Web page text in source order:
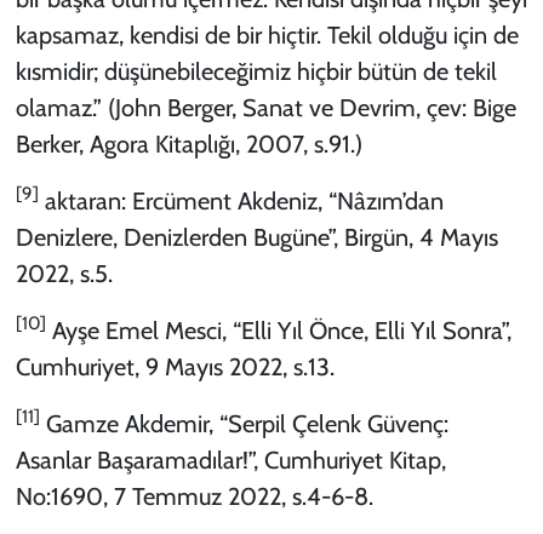
kapsamaz, kendisi de bir hiçtir. Tekil olduğu için de
kısmidir; düşünebileceğimiz hiçbir bütün de tekil
olamaz.” (John Berger, Sanat ve Devrim, çev: Bige
Berker, Agora Kitaplığı, 2007, s.91.)
[9] aktaran: Ercüment Akdeniz, “Nâzım’dan
Denizlere, Denizlerden Bugüne”, Birgün, 4 Mayıs
2022, s.5.
[10] Ayşe Emel Mesci, “Elli Yıl Önce, Elli Yıl Sonra”,
Cumhuriyet, 9 Mayıs 2022, s.13.
[11] Gamze Akdemir, “Serpil Çelenk Güvenç:
Asanlar Başaramadılar!”, Cumhuriyet Kitap,
No:1690, 7 Temmuz 2022, s.4-6-8.